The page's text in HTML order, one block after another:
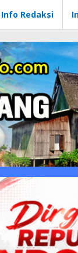
Info Redaksi